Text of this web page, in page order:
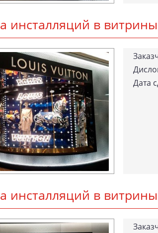
инс­тал­ля­ций в
Да­та
инс­тал­ля­ций в